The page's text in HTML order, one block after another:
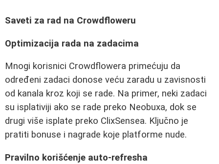
Saveti za rad na Crowdfloweru
Optimizacija rada na zadacima
Mnogi korisnici Crowdflowera primećuju da
određeni zadaci donose veću zaradu u zavisnosti
od kanala kroz koji se rade. Na primer, neki zadaci
su isplativiji ako se rade preko Neobuxa, dok se
drugi više isplate preko ClixSensea. Ključno je
pratiti bonuse i nagrade koje platforme nude.
Pravilno korišćenje auto-refresha